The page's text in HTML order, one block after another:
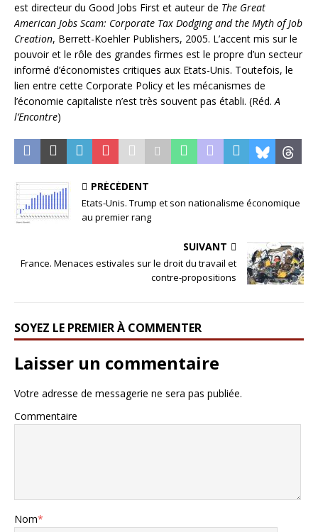
est directeur du Good Jobs First et auteur de The Great
American Jobs Scam: Corporate Tax Dodging and the Myth of Job
Creation, Berrett-Koehler Publishers, 2005. L’accent mis sur le
pouvoir et le rôle des grandes firmes est le propre d’un secteur
informé d’économistes critiques aux Etats-Unis. Toutefois, le
lien entre cette Corporate Policy et les mécanismes de
l’économie capitaliste n’est très souvent pas établi. (Réd.A
l’Encontre)
PRÉCÉDENT
Etats-Unis. Trump et son nationalisme économique
au premier rang
SUIVANT
France. Menaces estivales sur le droit du travail et
contre-propositions
SOYEZ LE PREMIER À COMMENTER
Laisser un commentaire
Votre adresse de messagerie ne sera pas publiée.
Commentaire
Nom*